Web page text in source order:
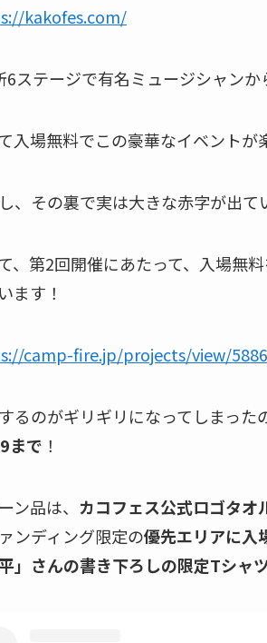
kakofes.com/
6ステージで有名ミュージシャン
入場無料でこの豪華なイベントが
、その裏で実は大きな赤字が出て
、第2回開催にあたって、入場無
ます！
camp-fire.jp/projects/view/
るのがギリギリになってしまっ
まで ！
ン品は、 カコフェス公式ロゴタオ
ンディング限定の優先エリアに入
」さんの書き下ろしの限定Tシャ